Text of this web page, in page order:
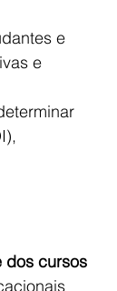
e
e
dos cursos